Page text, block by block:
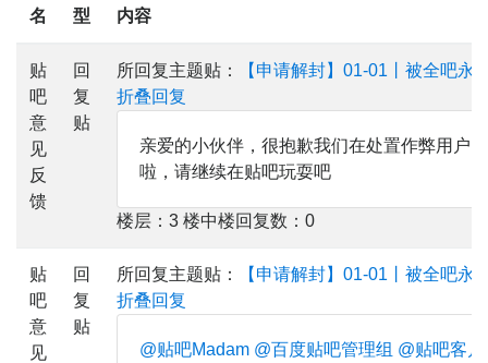
名
型
内容
贴
吧
意
见
反
馈
回
复
贴
所回复主题贴：
【申请解封】01-01丨被全吧永
折叠回复
亲爱的小伙伴，很抱歉我们在处置作弊用户
啦，请继续在贴吧玩耍吧
楼层：3 楼中楼回复数：0
贴
吧
意
见
回
复
贴
所回复主题贴：
【申请解封】01-01丨被全吧永
折叠回复
@贴吧Madam @百度贴吧管理组 @贴吧客